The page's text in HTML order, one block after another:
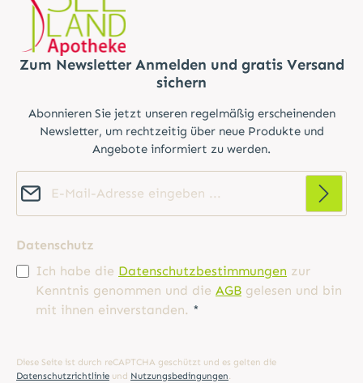
Zum Newsletter Anmelden und gratis Versand
sichern
Abonnieren Sie jetzt unseren regelmäßig erscheinenden
Newsletter, um rechtzeitig über neue Produkte und
Angebote informiert zu werden.
Datenschutz
Ich habe die Datenschutzbestimmungen zur
Kenntnis genommen und die AGB gelesen und bin
mit ihnen einverstanden. *
Diese Seite ist durch reCAPTCHA geschützt und es gelten die
Datenschutzrichtlinie und Nutzungsbedingungen.